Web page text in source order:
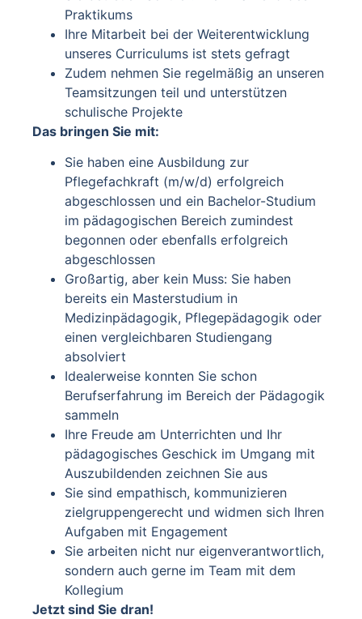
Praktikums
Ihre Mitarbeit bei der Weiterentwicklung
unseres Curriculums ist stets gefragt
Zudem nehmen Sie regelmäßig an unseren
Teamsitzungen teil und unterstützen
schulische Projekte
Das bringen Sie mit:
Sie haben eine Ausbildung zur
Pflegefachkraft (m/w/d) erfolgreich
abgeschlossen und ein Bachelor-Studium
im pädagogischen Bereich zumindest
begonnen oder ebenfalls erfolgreich
abgeschlossen
Großartig, aber kein Muss: Sie haben
bereits ein Masterstudium in
Medizinpädagogik, Pflegepädagogik oder
einen vergleichbaren Studiengang
absolviert
Idealerweise konnten Sie schon
Berufserfahrung im Bereich der Pädagogik
sammeln
Ihre Freude am Unterrichten und Ihr
pädagogisches Geschick im Umgang mit
Auszubildenden zeichnen Sie aus
Sie sind empathisch, kommunizieren
zielgruppengerecht und widmen sich Ihren
Aufgaben mit Engagement
Sie arbeiten nicht nur eigenverantwortlich,
sondern auch gerne im Team mit dem
Kollegium
Jetzt sind Sie dran!